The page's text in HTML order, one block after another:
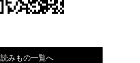
読みもの一覧へ